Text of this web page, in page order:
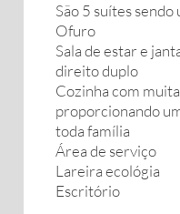
São 5 suítes
Ofuro
Sala de estar e
direito duplo
Cozinha com
proporcionando
toda família
Área de serviço
Lareira ecológia
Escritório